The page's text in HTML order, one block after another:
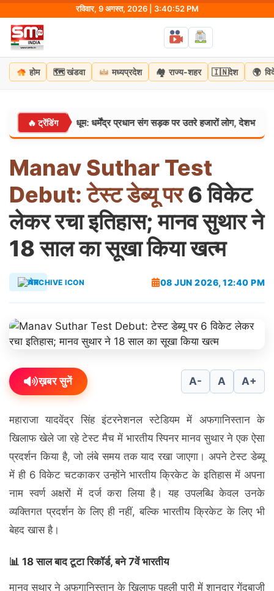
content
रविवार, 9 अगस्त, 2026 | 3:40:53 PM
होम 🗺️ खंडवा मध्यप्रदेश 🏘️ राज्य-शहर 🇮🇳देश 🌍
🔥 ट्रेंडिंग
यात्रा की धूम: धर्मेंद्र प्रधान संग सड़क पर उतरे हजारों लोग, देशभक्ति के रंग में
Manav Suthar Test
Debut: टेस्टडेब्यूपर6 विकेट
लेकर रचा इतिहास; मानव सुथार ने
18 साल का सूखा किया खत्म
खेल 08 JUN 2026, 12:40 PM
ख़बर सुनें A- A A+
महाराजा यादवेंद्र सिंह इंटरनेशनल स्टेडियम में अफगानिस्तान के
खिलाफ खेले जा रहे टेस्ट मैच में भारतीय स्पिनर मानव सुथार ने एक ऐसा
प्रदर्शन किया है, जो लंबे समय तक याद रखा जाएगा। अपने टेस्ट डेब्यू
में ही 6 विकेट चटकाकर उन्होंने भारतीय क्रिकेट के इतिहास में अपना
नाम स्वर्ण अक्षरों में दर्ज करा लिया है। यह उपलब्धि केवल उनके
व्यक्तिगत प्रदर्शन के लिए ही नहीं, बल्कि भारतीय क्रिकेट के लिए भी
बेहद खास है।
📊 18 साल बाद टूटा रिकॉर्ड, बने 7वें भारतीय
मानव सुथार ने अफगानिस्तान के खिलाफ पहली पारी में शानदार गेंदबाजी